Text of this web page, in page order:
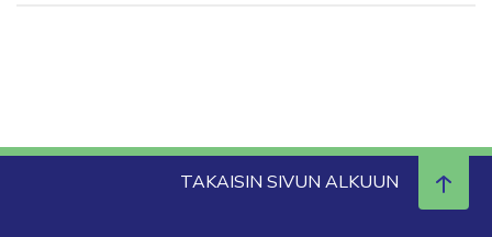
TAKAISIN SIVUN ALKUUN